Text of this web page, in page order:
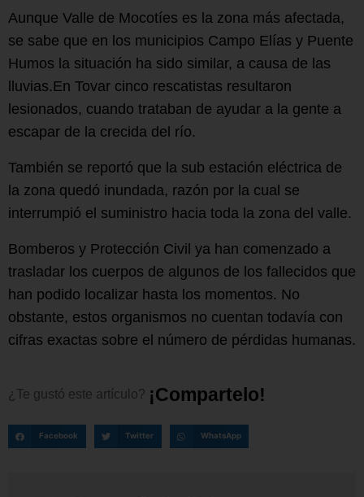
Aunque Valle de Mocotíes es la zona más afectada,
se sabe que en los municipios Campo Elías y Puente
Humos la situación ha sido similar, a causa de las
lluvias.En Tovar cinco rescatistas resultaron
lesionados, cuando trataban de ayudar a la gente a
escapar de la crecida del río.
También se reportó que la sub estación eléctrica de
la zona quedó inundada, razón por la cual se
interrumpió el suministro hacia toda la zona del valle.
Bomberos y Protección Civil ya han comenzado a
trasladar los cuerpos de algunos de los fallecidos que
han podido localizar hasta los momentos. No
obstante, estos organismos no cuentan todavía con
cifras exactas sobre el número de pérdidas humanas.
¿Te gustó este artículo? ¡Compartelo!
Facebook Twitter WhatsApp